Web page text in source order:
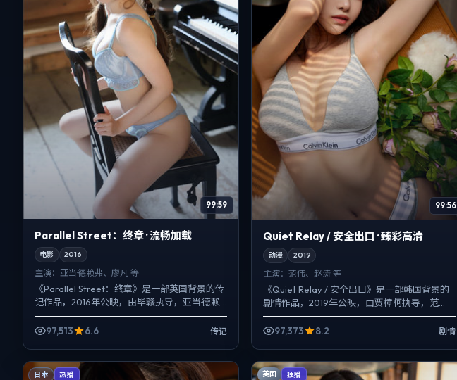
99:59
Parallel Street：终章 · 流畅加载
电影 2016
主演： 亚当·德赖弗、廖凡 等
《Parallel Street：终章》是一部英国背景的传
记作品，2016年公映，由毕赣执导，亚当·德赖
弗、廖凡、蕾雅·赛杜等主演。把城市当作角...
97,513
6.6 传记
99:56
Quiet Relay / 安全出口 · 臻彩高清
动漫 2019
主演：范伟、赵涛 等
《Quiet Relay / 安全出口》是一部韩国背景的
剧情作品，2019年公映，由贾樟柯执导，范
伟、赵涛、肖央等主演。把城市当作角色来
写，夜景...
97,373 8.2 剧情
日本 热播 英国 独播